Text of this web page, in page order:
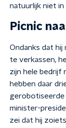
natuurlijk niet in
Picnic
Ondanks dat
te verkassen,
zijn hele bedrijf
hebben daar
gerobotiseerde
minister-
zei dat hij